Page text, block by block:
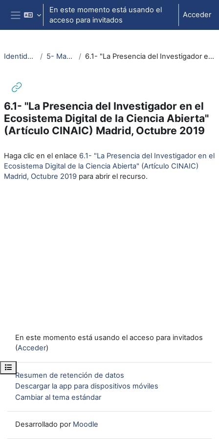
Salta al contenido principal
Panel lateral
En este momento está usando el
acceso para invitados
Acceder
Abrir índice del curso
Identidad Digital Investigador 5- Materiales recomendados 6.1- "La Presencia del Investigador en el Ecosistema Digital de la Ciencia Abierta" (Artículo CINAIC) Madrid, Octubre 2019
6.1- "La Presencia del Investigador en el
Ecosistema Digital de la Ciencia Abierta"
(Artículo CINAIC) Madrid, Octubre 2019
Haga clic en el enlace 6.1- "La Presencia del Investigador en el
Ecosistema Digital de la Ciencia Abierta" (Artículo CINAIC)
Madrid, Octubre 2019 para abrir el recurso.
En este momento está usando el acceso para invitados
(Acceder)
Resumen de retención de datos
Descargar la app para dispositivos móviles
Cambiar al tema estándar
Desarrollado por Moodle